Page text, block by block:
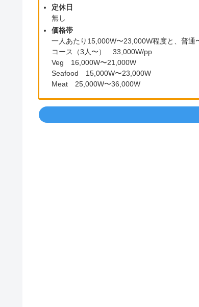
定休日
無し
価格帯
一人あたり15,000W〜23,000W程度と、普通
コース（3人〜） 33,000W/pp
Veg 16,000W〜21,000W
Seafood 15,000W〜23,000W
Meat 25,000W〜36,000W